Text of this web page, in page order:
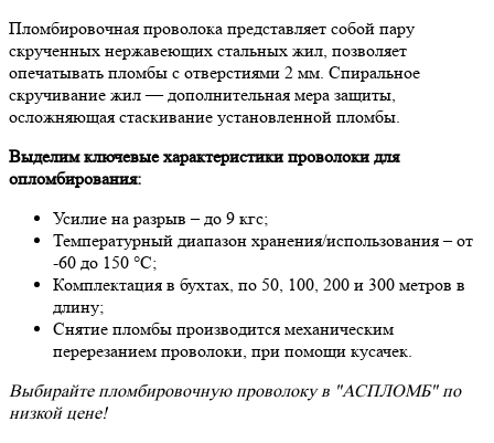
Пломбировочная проволока представляет собой пару
скрученных нержавеющих стальных жил, позволяет
опечатывать пломбы с отверстиями 2 мм. Спиральное
скручивание жил — дополнительная мера защиты,
осложняющая стаскивание установленной пломбы.
Выделим ключевые характеристики проволоки для
опломбирования:
Усилие на разрыв – до 9 кгс;
Температурный диапазон хранения/использования – от
-60 до 150 °C;
Комплектация в бухтах, по 50, 100, 200 и 300 метров в
длину;
Снятие пломбы производится механическим
перерезанием проволоки, при помощи кусачек.
Выбирайте пломбировочную проволоку в "АСПЛОМБ" по
низкой цене!